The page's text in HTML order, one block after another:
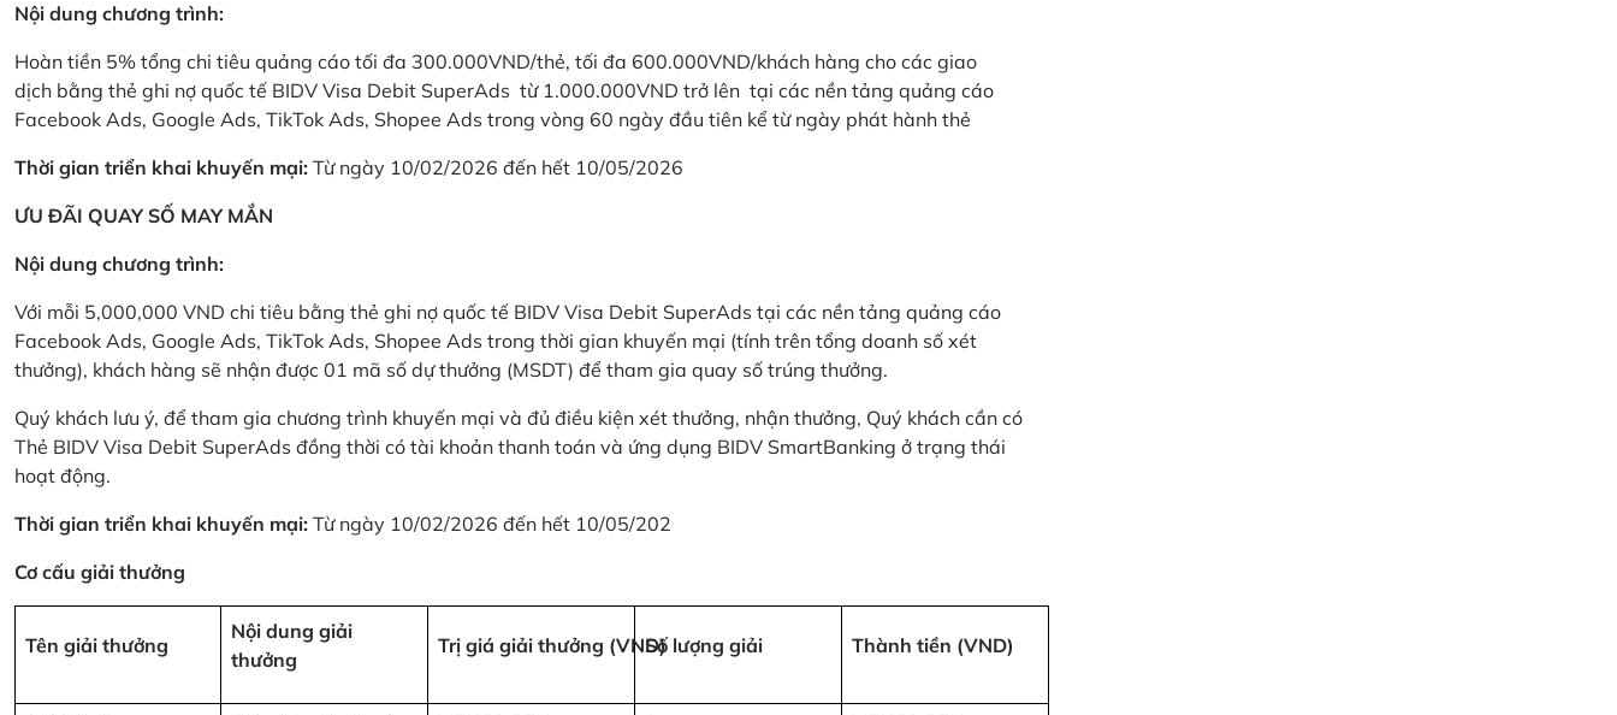
Nội dung chương trình:
Hoàn tiền 5% tổng chi tiêu quảng cáo tối đa 300.000VND/thẻ, tối đa 600.000VND/khách hàng cho các giao
dịch bằng thẻ ghi nợ quốc tế BIDV Visa Debit SuperAds từ 1.000.000VND trở lên tại các nền tảng quảng cáo
Facebook Ads, Google Ads, TikTok Ads, Shopee Ads trong vòng 60 ngày đầu tiên kể từ ngày phát hành thẻ
Thời gian triển khai khuyến mại: Từ ngày 10/02/2026 đến hết 10/05/2026
ƯU ĐÃI QUAY SỐ MAY MẮN
Nội dung chương trình:
Với mỗi 5,000,000 VND chi tiêu bằng thẻ ghi nợ quốc tế BIDV Visa Debit SuperAds tại các nền tảng quảng cáo
Facebook Ads, Google Ads, TikTok Ads, Shopee Ads trong thời gian khuyến mại (tính trên tổng doanh số xét
thưởng), khách hàng sẽ nhận được 01 mã số dự thưởng (MSDT) để tham gia quay số trúng thưởng.
Quý khách lưu ý, để tham gia chương trình khuyến mại và đủ điều kiện xét thưởng, nhận thưởng, Quý khách cần có
Thẻ BIDV Visa Debit SuperAds đồng thời có tài khoản thanh toán và ứng dụng BIDV SmartBanking ở trạng thái
hoạt động.
Thời gian triển khai khuyến mại: Từ ngày 10/02/2026 đến hết 10/05/202
Cơ cấu giải thưởng
Tên giải thưởng
Nội dung giải
thưởng
Trị giá giải thưởng (VND)Số lượng giải Thành tiền (VND)